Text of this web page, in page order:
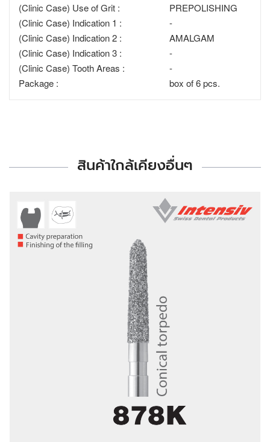
(Clinic Case) Use of Grit :
PREPOLISHING
(Clinic Case) Indication 1 :
-
(Clinic Case) Indication 2 :
AMALGAM
(Clinic Case) Indication 3 :
-
(Clinic Case) Tooth Areas :
-
Package :
box of 6 pcs.
สินค้าใกล้เคียงอื่นๆ